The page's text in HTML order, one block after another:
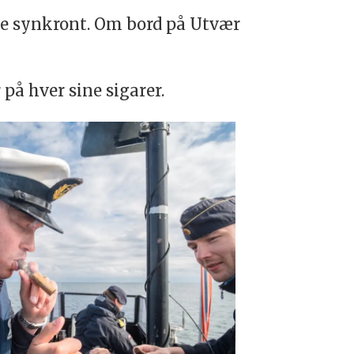
synkront. Om bord på Utvær
hver sine sigarer.